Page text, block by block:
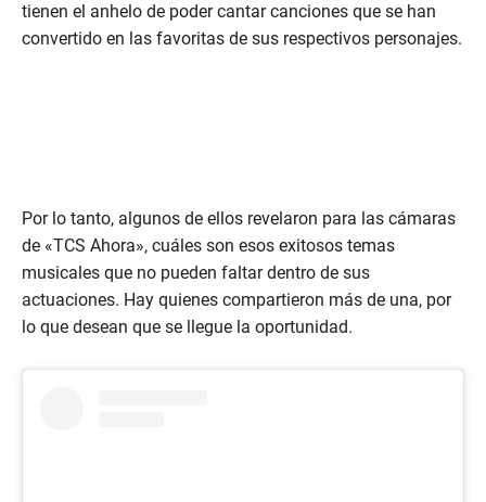
tienen el anhelo de poder cantar canciones que se han
convertido en las favoritas de sus respectivos personajes.
Por lo tanto, algunos de ellos revelaron para las cámaras
de «TCS Ahora», cuáles son esos exitosos temas
musicales que no pueden faltar dentro de sus
actuaciones. Hay quienes compartieron más de una, por
lo que desean que se llegue la oportunidad.